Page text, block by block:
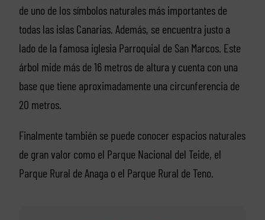
de uno de los símbolos naturales más importantes de
todas las islas Canarias. Además, se encuentra justo a
lado de la famosa iglesia Parroquial de San Marcos. Este
árbol mide más de 16 metros de altura y cuenta con una
base que tiene aproximadamente una circunferencia de
20 metros.
Finalmente también se puede conocer espacios naturales
de gran valor como el Parque Nacional del Teide, el
Parque Rural de Anaga o el Parque Rural de Teno.